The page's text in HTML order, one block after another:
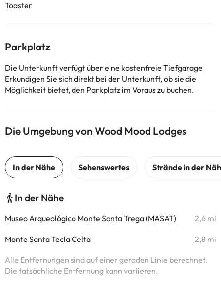
Toaster
Parkplatz
Die Unterkunft verfügt über eine kostenfreie Tiefgarage
Erkundigen Sie sich direkt bei der Unterkunft, ob sie die
Möglichkeit bietet, den Parkplatz im Voraus zu buchen.
Die Umgebung von Wood Mood Lodges
In der Nähe
Museo Arqueológico Monte Santa Trega (MASAT) 2,6 mi
Monte Santa Tecla Celta 2,8 mi
Alle Entfernungen sind auf einer geraden Linie berechnet.
Die tatsächliche Entfernung kann variieren.